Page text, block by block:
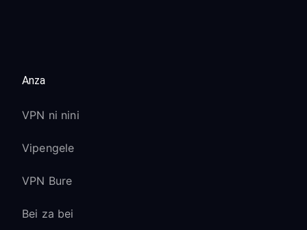
Anza
VPN ni nini
Vipengele
VPN Bure
Bei za bei